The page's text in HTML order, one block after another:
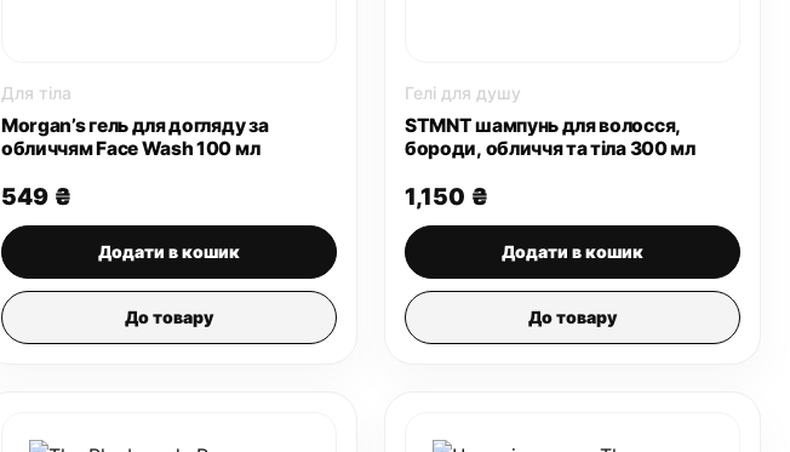
Для тіла
Morgan’s гель для догляду за
обличчям Face Wash 100 мл
549 ₴
Додати в кошик
До товару
Гелі для душу
STMNT шампунь для волосся,
бороди, обличчя та тіла 300 мл
1,150 ₴
Додати в кошик
До товару